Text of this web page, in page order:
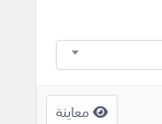
معاينة